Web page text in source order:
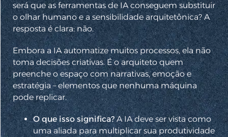
será que as ferramentas de IA conseguem substituir
o olhar humano e a sensibilidade arquitetônica? A
resposta é clara: não.
Embora a IA automatize muitos processos, ela não
toma decisões criativas. É o arquiteto quem
preenche o espaço com narrativas, emoção e
estratégia – elementos que nenhuma máquina
pode replicar.
O que isso significa?A IA deve ser vista como
uma aliada para multiplicar sua produtividade